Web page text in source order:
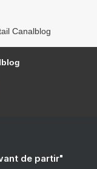
Canalblog
de partir"